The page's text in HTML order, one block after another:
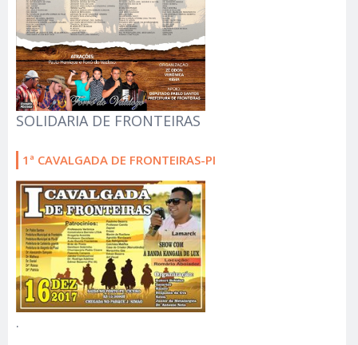
SOLIDARIA DE FRONTEIRAS
1ª CAVALGADA DE FRONTEIRAS-PI
.